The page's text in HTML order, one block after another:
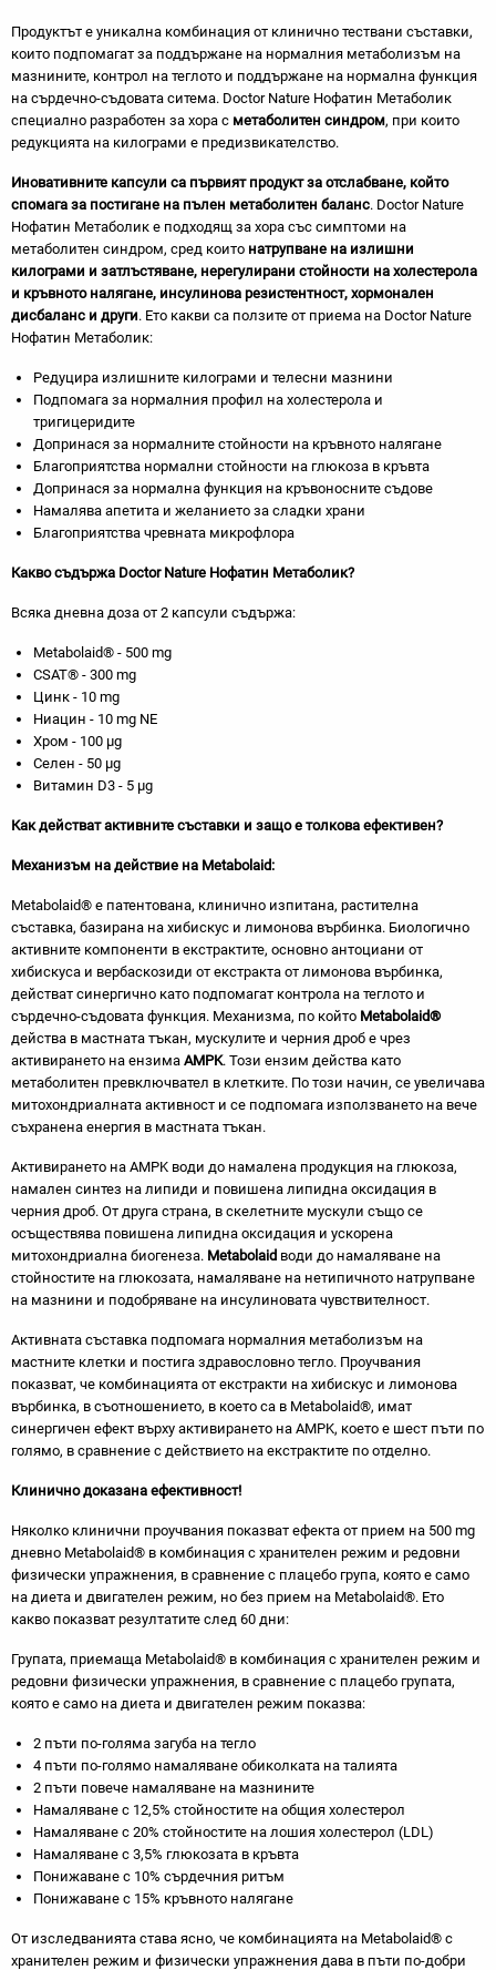
Продуктът е уникална комбинация от клинично тествани съставки,
които подпомагат за поддържане на нормалния метаболизъм на
мазнините, контрол на теглото и поддържане на нормална функция
на сърдечно-съдовата ситема. Doctor Nature Нофатин Метаболик
специално разработен за хора с метаболитен синдром, при които
редукцията на килограми е предизвикателство.
Иновативните капсули са първият продукт за отслабване, който
спомага за постигане на пълен метаболитен баланс. Doctor Nature
Нофатин Метаболик е подходящ за хора със симптоми на
метаболитен синдром, сред които натрупване на излишни
килограми и затлъстяване, нерегулирани стойности на холестерола
и кръвното налягане, инсулинова резистентност, хормонален
дисбаланс и други. Ето какви са ползите от приема на Doctor Nature
Нофатин Метаболик:
Редуцира излишните килограми и телесни мазнини
Подпомага за нормалния профил на холестерола и
тригицеридите
Допринася за нормалните стойности на кръвното налягане
Благоприятства нормални стойности на глюкоза в кръвта
Допринася за нормална функция на кръвоносните съдове
Намалява апетита и желанието за сладки храни
Благоприятства чревната микрофлора
Какво съдържа Doctor Nature Нофатин Метаболик?
Всяка дневна доза от 2 капсули съдържа:
Metabolaid® - 500 mg
CSAT® - 300 mg
Цинк - 10 mg
Ниацин - 10 mg NE
Хром - 100 µg
Селен - 50 µg
Витамин D3 - 5 µg
Как действат активните съставки и защо е толкова ефективен?
Механизъм на действие на Metabolaid:
Metabolaid® e патентована, клинично изпитана, растителна
съставка, базирана на хибискус и лимонова върбинка. Биологично
активните компоненти в екстрактите, основно антоциани от
хибискуса и вербаскозиди от екстракта от лимонова върбинка,
действат синергично като подпомагат контрола на теглото и
сърдечно-съдовата функция. Механизма, по който Metabolaid®
действа в мастната тъкан, мускулите и черния дроб е чрез
активирането на ензима AMPK. Този ензим действа като
метаболитен превключвател в клетките. По този начин, се увеличава
митохондриалната активност и се подпомага използването на вече
съхранена енергия в мастната тъкан.
Aктивирането на AMPK води до намалена продукция на глюкоза,
намален синтез на липиди и повишена липидна оксидация в
черния дроб. От друга страна, в скелетните мускули също се
осъществява повишена липидна оксидация и ускорена
митохондриална биогенеза. Metabolaid води до намаляване на
стойностите на глюкозата, намаляване на нетипичното натрупване
на мазнини и подобряване на инсулиновата чувствителност.
Активната съставка подпомага нормалния метаболизъм на
мастните клетки и постига здравословно тегло. Проучвания
показват, че комбинацията от екстракти на хибискус и лимонова
върбинка, в съотношението, в което са в Мetabolaid®, имат
синергичен ефект върху активирането на AMPK, което е шест пъти по
голямо, в сравнение с действието на екстрактите по отделно.
Клинично доказана ефективност!
Няколко клинични проучвания показват ефекта от прием на 500 mg
дневно Metabolaid® в комбинация с хранителен режим и редовни
физически упражнения, в сравнение с плацебо група, която е само
на диета и двигателен режим, но без прием на Metabolaid®. Ето
какво показват резултатите след 60 дни:
Групата, приемаща Metabolaid® в комбинация с хранителен режим и
редовни физически упражнения, в сравнение с плацебо групата,
която е само на диета и двигателен режим показва:
2 пъти по-голяма загуба на тегло
4 пъти по-голямо намаляване обиколката на талията
2 пъти повече намаляване на мазнините
Намаляване с 12,5% стойностите на общия холестерол
Намаляване с 20% стойностите на лошия холестерол (LDL)
Намаляване с 3,5% глюкозата в кръвта
Понижаване с 10% сърдечния ритъм
Понижаване с 15% кръвното налягане
От изследванията става ясно, че комбинацията на Metabolaid® с
хранителен режим и физически упражнения дава в пъти по-добри